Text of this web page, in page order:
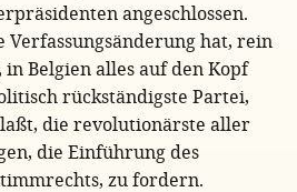
angeschlossen.
Verfassungsänderung hat, rein
Belgien alles auf den Kopf
rückständigste Partei,
die revolutionärste aller
die Einführung des
zu fordern.